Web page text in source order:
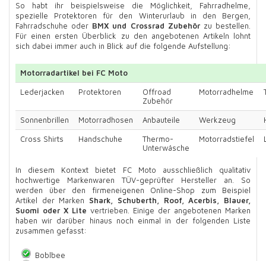
So habt ihr beispielsweise die Möglichkeit, Fahrradhelme,
spezielle Protektoren für den Winterurlaub in den Bergen,
Fahrradschuhe oder BMX und Crossrad Zubehörzu bestellen.
Für einen ersten Überblick zu den angebotenen Artikeln lohnt
sich dabei immer auch in Blick auf die folgende Aufstellung:
Motorradartikel bei FC Moto
Lederjacken
Protektoren
Offroad
Zubehör
Motorradhelme
Sonnenbrillen Motorradhosen Anbauteile Werkzeug
Cross Shirts
Handschuhe
Thermo-
Unterwäsche
Motorradstiefel
In diesem Kontext bietet FC Moto ausschließlich qualitativ
hochwertige Markenwaren TÜV-geprüfter Hersteller an. So
werden über den firmeneigenen Online-Shop zum Beispiel
Artikel der Marken Shark, Schuberth, Roof, Acerbis, Blauer,
Suomi oder X Lite vertrieben. Einige der angebotenen Marken
haben wir darüber hinaus noch einmal in der folgenden Liste
zusammen gefasst:
Boblbee